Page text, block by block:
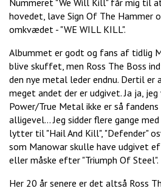
Nummeret "We Will Kill" får mig til
hovedet, lave Sign Of The Hammer
omkvædet - "WE WILL KILL".
Albummet er godt og fans af tidlig
blive skuffet, men Ross The Boss
den nye metal leder endnu. Dertil
meget andet der er udgivet. Ja ja,
Power/True Metal ikke er så fandens
alligevel... Jeg sidder flere gange
lytter til "Hail And Kill", "Defender"
som Manowar skulle have udgivet
eller måske efter "Triumph Of Steel".
Her 20 år senere er det altså Ross